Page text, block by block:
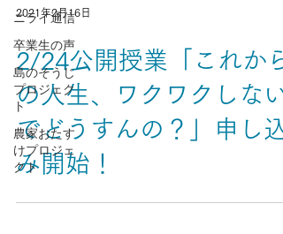
ニライ通信
卒業生の声
島のそうじ
プロジェク
ト
農家おたす
けプロジェ
クト
2021年2月16日
2/24公開授業「これから
の人生、ワクワクしない
でどうすんの？」申し込
み開始！